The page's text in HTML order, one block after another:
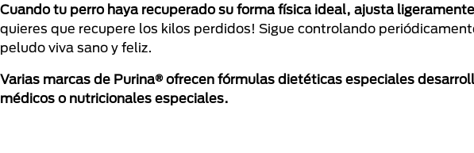
Cuando tu perro haya recuperado su forma física ideal, ajusta
quieres que recupere los kilos perdidos! Sigue controlando
peludo viva sano y feliz.
Varias marcas de Purina® ofrecen fórmulas dietéticas especiales
médicos o nutricionales especiales.